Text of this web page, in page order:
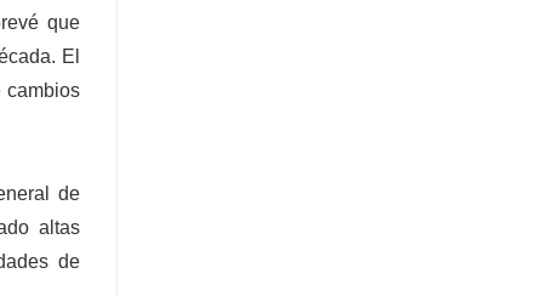
que
El
cambios
de
altas
de